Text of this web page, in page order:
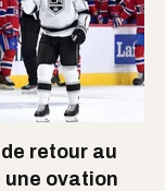
retour au
une ovation